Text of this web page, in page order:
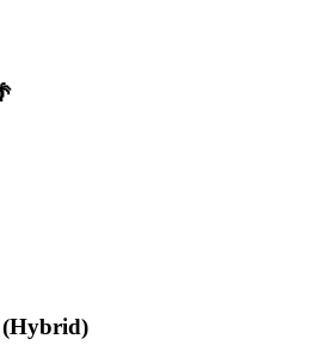
(Hybrid)